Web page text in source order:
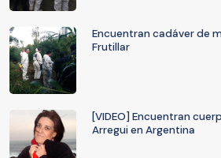
Encuentran cadáver de
Frutillar
[VIDEO] Encuentran
Arregui en Argentina